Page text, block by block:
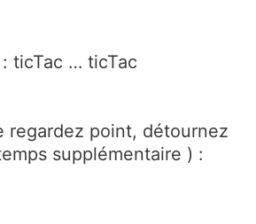
ticTac … ticTac
regardez point, détournez
supplémentaire ) :